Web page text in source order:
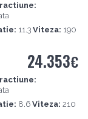
11.3 Viteza: 190
8.6 Viteza:210
24.353€